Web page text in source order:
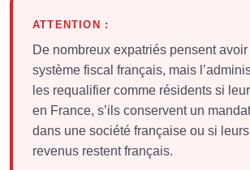
ATTENTION :
De nombreux expatriés pensent
système fiscal français, mais
les requalifier comme résidents si
en France, s’ils conservent un
dans une société française ou si
revenus restent français.